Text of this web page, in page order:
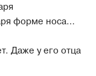
форме носа…
Даже у его отца